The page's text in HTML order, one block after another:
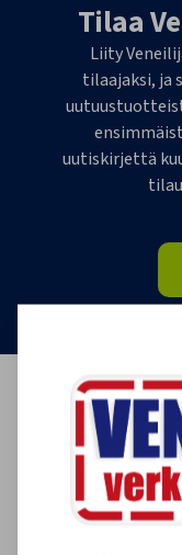
Tilaa
Liity
tilaajaksi, ja
uutiskirjettä